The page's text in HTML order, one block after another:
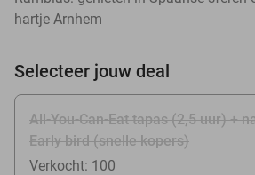
hartje Arnhem
Selecteer jouw deal
All-You-Can-Eat tapas (2,5 uur) +
Early bird (snelle kopers)
Verkocht: 100